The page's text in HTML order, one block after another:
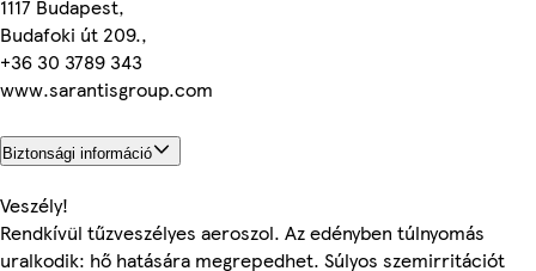
1117 Budapest,
Budafoki út 209.,
+36 30 3789 343
www.sarantisgroup.com
Biztonsági információ
Veszély!
Rendkívül tűzveszélyes aeroszol. Az edényben túlnyomás
uralkodik: hő hatására megrepedhet. Súlyos szemirritációt